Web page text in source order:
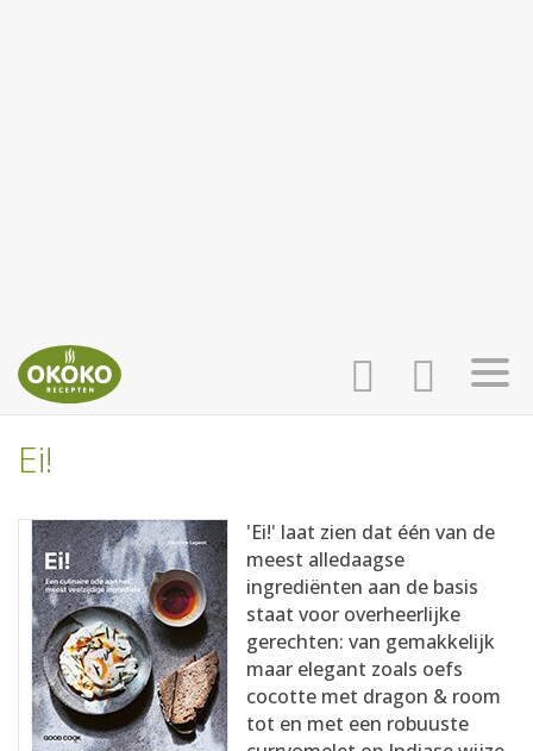
AANMELDEN
RECEPTEN
WEEKMENU'S
KOOKBOEKEN
Ei!
'Ei!' laat zien dat één van de
meest alledaagse
ingrediënten aan de basis
staat voor overheerlijke
gerechten: van gemakkelijk
maar elegant zoals oefs
cocotte met dragon & room
tot en met een robuuste